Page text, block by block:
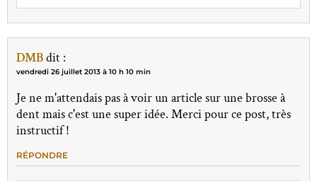
DMBdit :
vendredi 26 juillet 2013 à 10 h 10 min
Je ne m'attendais pas à voir un article sur une brosse à
dent mais c'est une super idée. Merci pour ce post, très
instructif !
RÉPONDRE